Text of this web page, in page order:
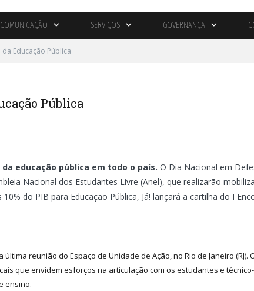
COMUNICAÇÃO SERVIÇOS GOVERNANÇA
Educação Pública
Pública
educação pública em todo o país. O Dia Nacional em
Nacional dos Estudantes Livre (Anel), que realizarão
do PIB para Educação Pública, Já! lançará a cartilha do I
reunião do Espaço de Unidade de Ação, no Rio de Janeiro (RJ).
que envidem esforços na articulação com os estudantes e
ensino.